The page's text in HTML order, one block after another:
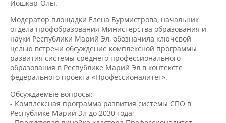
отдела профобразования Министерства образования и
науки Республики Марий Эл, обозначила ключевой
целью встречи обсуждение комплексной программы
развития системы среднего профессионального
образования в Республике Марий Эл в контексте
федерального проекта «Профессионалитет».
Обсуждаемые вопросы:
- Комплексная программа развития системы СПО в
Республике Марий Эл до 2030 года;
- Продуктовая линейка кластера Профессионалитет.